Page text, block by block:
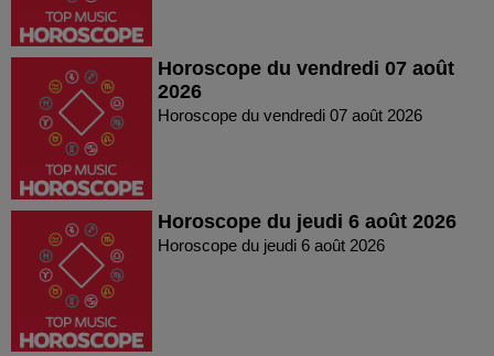
Horoscope du vendredi 07 août
2026
Horoscope du vendredi 07 août 2026
Horoscope du jeudi 6 août 2026
Horoscope du jeudi 6 août 2026